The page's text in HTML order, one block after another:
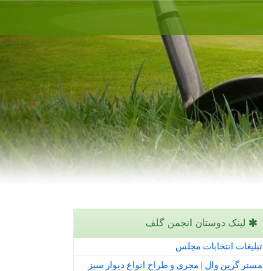
لینک دوستان انجمن گلف
تبلیغات انتخابات مجلس
مستر گرین وال | مجری و طراح انواع دیوار سبز